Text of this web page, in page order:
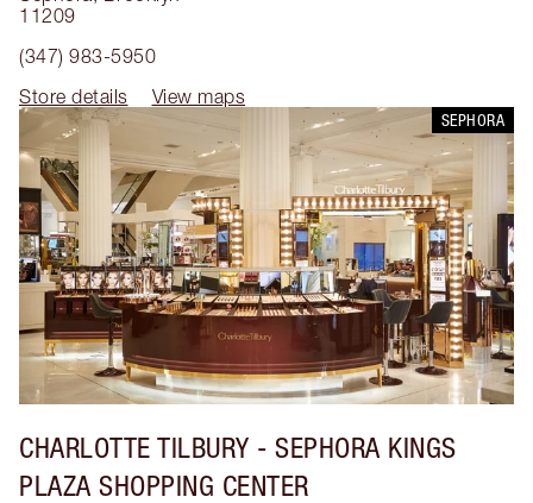
11209
(347) 983-5950
Store details
View maps
SEPHORA
CHARLOTTE TILBURY - SEPHORA KINGS
PLAZA SHOPPING CENTER